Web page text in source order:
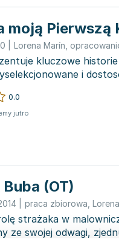
moją Pierwszą
Lorena Marín
kluczowe
i
0.0
jutro
(OT)
praca zbiorowa
strażaka w
ze swojej odwagi,